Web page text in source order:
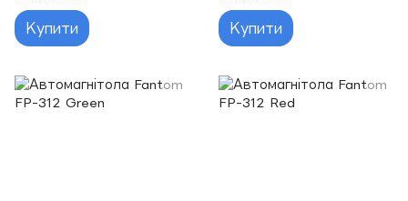
Купити Купити